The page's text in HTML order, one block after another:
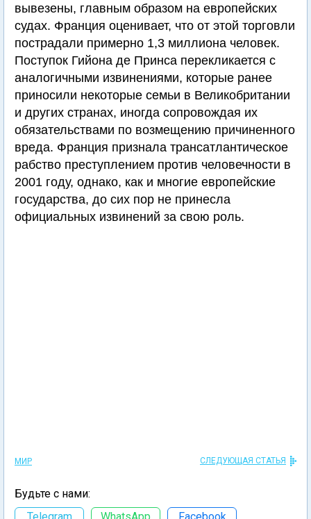
вывезены, главным образом на европейских
судах. Франция оценивает, что от этой торговли
пострадали примерно 1,3 миллиона человек.
Поступок Гийона де Принса перекликается с
аналогичными извинениями, которые ранее
приносили некоторые семьи в Великобритании
и других странах, иногда сопровождая их
обязательствами по возмещению причиненного
вреда. Франция признала трансатлантическое
рабство преступлением против человечности в
2001 году, однако, как и многие европейские
государства, до сих пор не принесла
официальных извинений за свою роль.
МИР СЛЕДУЮЩАЯ СТАТЬЯ
Будьте с нами:
Telegram
WhatsApp Facebook